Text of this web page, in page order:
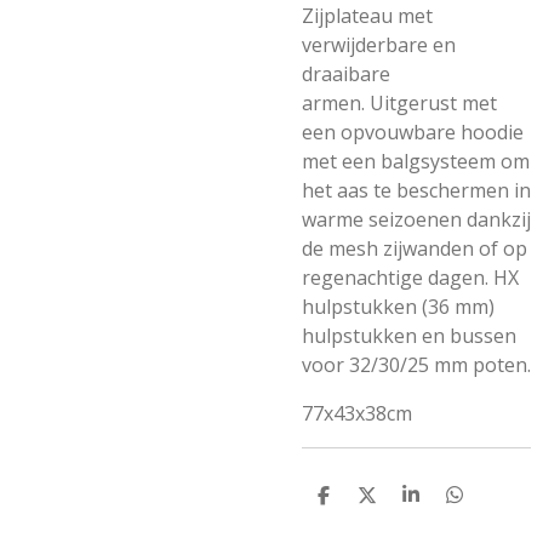
Zijplateau met
verwijderbare en
draaibare
armen. Uitgerust met
een opvouwbare hoodie
met een balgsysteem om
het aas te beschermen in
warme seizoenen dankzij
de mesh zijwanden of op
regenachtige dagen. HX
hulpstukken (36 mm)
hulpstukken en bussen
voor 32/30/25 mm poten.
77x43x38cm
D
D
S
D